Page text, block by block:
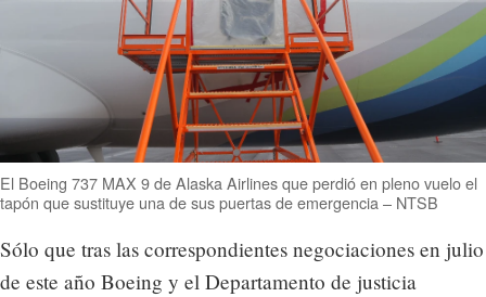
El Boeing 737 MAX 9 de Alaska Airlines que perdió en pleno vuelo el
tapón que sustituye una de sus puertas de emergencia – NTSB
Sólo que tras las correspondientes negociaciones en julio
de este año Boeing y el Departamento de justicia